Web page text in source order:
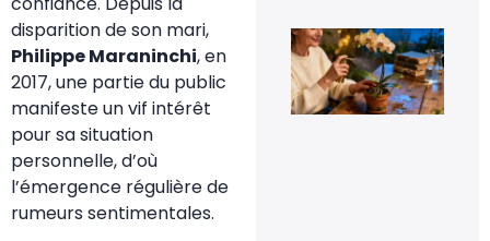
disparition de son mari,
Philippe Maraninchi, en
2017, une partie du public
manifeste un vif intérêt
pour sa situation
personnelle, d’où
l’émergence régulière de
rumeurs sentimentales.